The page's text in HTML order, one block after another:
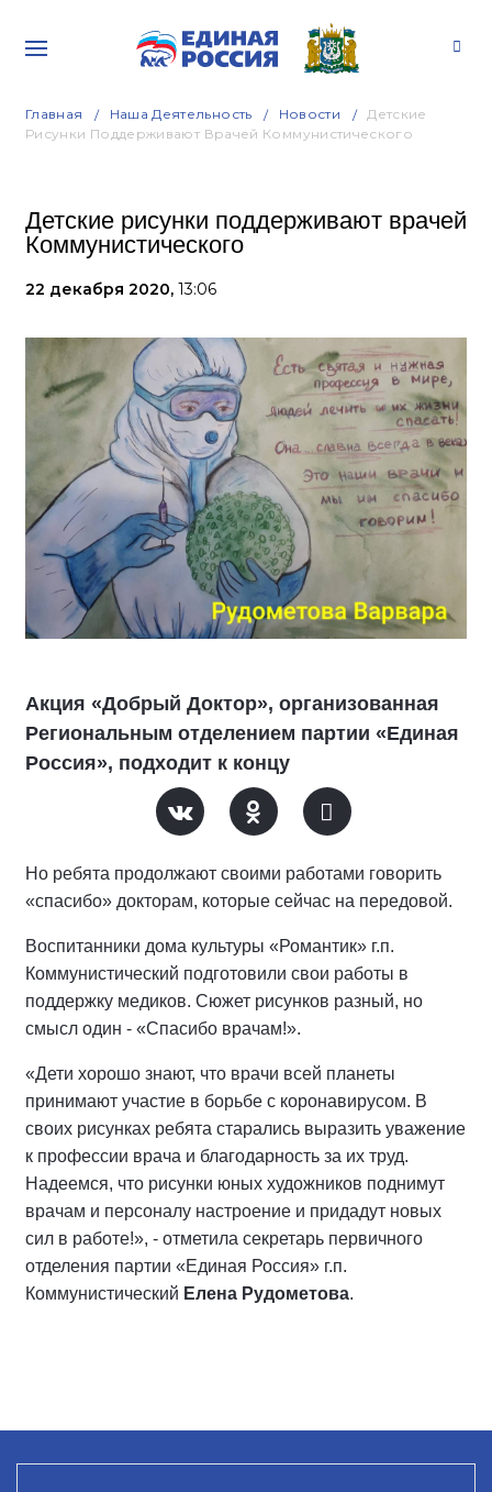
Главная Наша Деятельность Новости
Детские
Рисунки Поддерживают Врачей Коммунистического
Детские рисунки поддерживают врачей
Коммунистического
22 декабря 2020, 13:06
Акция «Добрый Доктор», организованная
Региональным отделением партии «Единая
Россия», подходит к концу
Но ребята продолжают своими работами говорить
«спасибо» докторам, которые сейчас на передовой.
Воспитанники дома культуры «Романтик» г.п.
Коммунистический подготовили свои работы в
поддержку медиков. Сюжет рисунков разный, но
смысл один - «Спасибо врачам!».
«Дети хорошо знают, что врачи всей планеты
принимают участие в борьбе с коронавирусом. В
своих рисунках ребята старались выразить уважение
к профессии врача и благодарность за их труд.
Надеемся, что рисунки юных художников поднимут
врачам и персоналу настроение и придадут новых
сил в работе!», - отметила секретарь первичного
отделения партии «Единая Россия» г.п.
Коммунистический Елена Рудометова.